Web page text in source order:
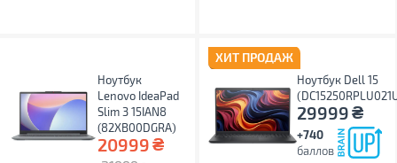
Ноутбук
Lenovo IdeaPad
Slim 3 15IAN8
(82XB00DGRA)
20999₴
ХИТ ПРОДАЖ
Ноутбук Dell 15
29999₴
+740
баллов